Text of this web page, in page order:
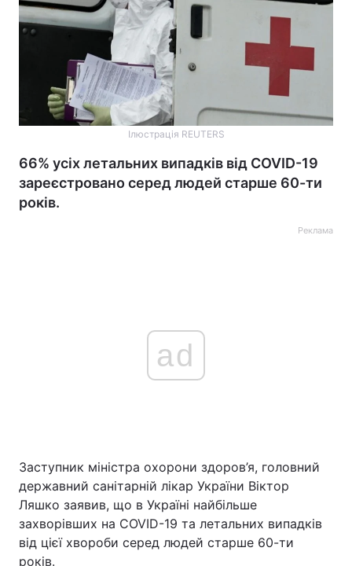
Ілюстрація REUTERS
66% усіх летальних випадків від COVID-19
зареєстровано серед людей старше 60-ти
років.
Реклама
ad
Заступник міністра охорони здоров’я, головний
державний санітарній лікар України Віктор
Ляшко заявив, що в Україні найбільше
захворівших на COVID-19 та летальних випадків
від цієї хвороби серед людей старше 60-ти
років.